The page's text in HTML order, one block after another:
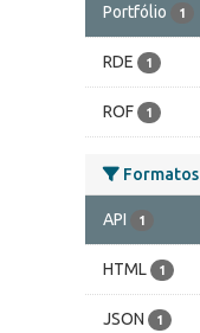
Portfólio 1
RDE 1
ROF 1
Formatos
API 1
HTML 1
JSON 1